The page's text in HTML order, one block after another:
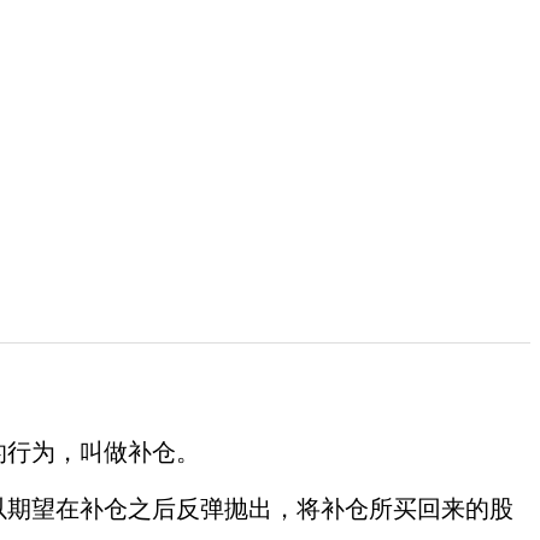
为，叫做补仓。
望在补仓之后反弹抛出，将补仓所买回来的股